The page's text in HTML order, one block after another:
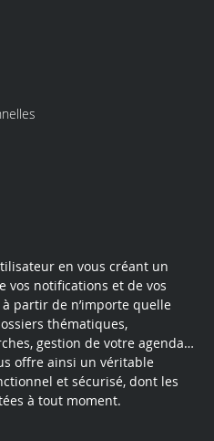
en vous créant un
vos notifications et de vos
partir de n’importe quelle
thématiques,
gestion de votre agenda…
offre ainsi un véritable
et sécurisé, dont les
à tout moment.